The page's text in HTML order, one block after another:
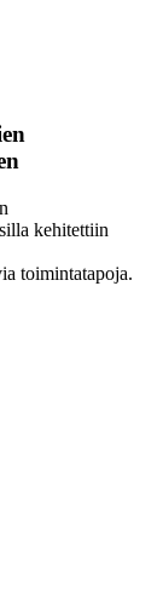
kehitettiin
toimintatapoja.